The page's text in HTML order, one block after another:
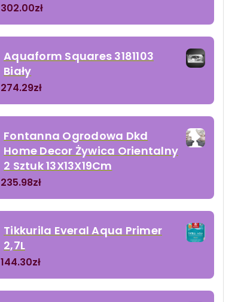
302.00zł
Aquaform Squares 3181103
Biały
274.29zł
Fontanna Ogrodowa Dkd
Home Decor Żywica Orientalny
2 Sztuk 13X13X19Cm
235.98zł
Tikkurila Everal Aqua Primer
2,7L
144.30zł